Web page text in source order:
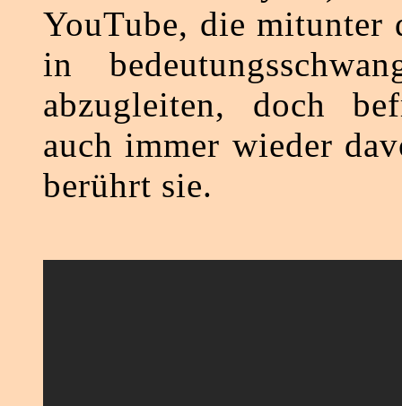
YouTube, die mitunter
in
abzugleiten, doch
auch immer wieder
berührt sie.